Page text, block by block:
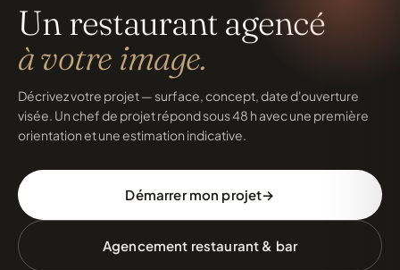
Un restaurant agencé
à votre image.
Décrivez votre projet — surface, concept, date d'ouverture
visée. Un chef de projet répond sous 48 h avec une première
orientation et une estimation indicative.
Démarrer mon projet
Agencement restaurant & bar